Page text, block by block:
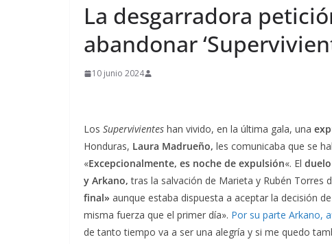
​La desgarradora
abandonar
10 junio 2024
Los Supervivientes han vivido, en la última gala, una
Honduras, Laura Madrueño, les comunicaba que se
«Excepcionalmente, es noche de expulsión«. El
y Arkano, tras la salvación de Marieta y Rubén Torres
final» aunque estaba dispuesta a aceptar la decisión
misma fuerza que el primer día». Por su parte Arkano,
de tanto tiempo va a ser una alegría y si me quedo